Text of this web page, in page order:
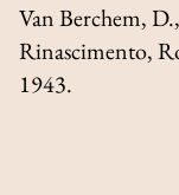
Van Berchem, D.,
Rinascimento,
1943.